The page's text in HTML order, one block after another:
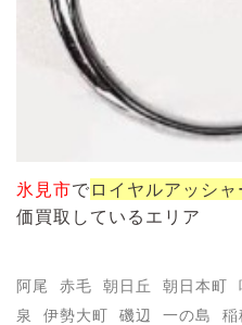
氷見市で ロイヤルアッシャ
価買取しているエリア
阿尾 赤毛 朝日丘 朝日本町
泉
伊勢大町 磯辺 一の島 稲